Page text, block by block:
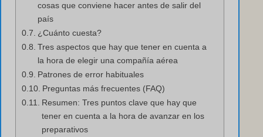
cosas que conviene hacer antes de salir del
país
¿Cuánto cuesta?
Tres aspectos que hay que tener en cuenta a
la hora de elegir una compañía aérea
Patrones de error habituales
Preguntas más frecuentes (FAQ)
Resumen: Tres puntos clave que hay que
tener en cuenta a la hora de avanzar en los
preparativos